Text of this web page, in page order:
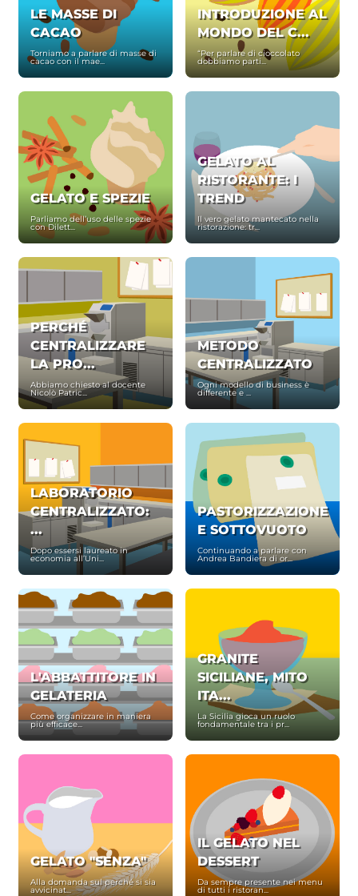
LE MASSE DI
CACAO
Torniamo a parlare di masse di
cacao con il mae...
INTRODUZIONE AL
MONDO DEL C...
“Per parlare di cioccolato
dobbiamo parti...
GELATO E SPEZIE
Parliamo dell’uso delle spezie
con Dilett...
GELATO AL
RISTORANTE: I
TREND
Il vero gelato mantecato nella
ristorazione: tr...
PERCHÉ
CENTRALIZZARE
LA PRO...
Abbiamo chiesto al docente
Nicolò Patric...
METODO
CENTRALIZZATO
Ogni modello di business è
differente e ...
LABORATORIO
CENTRALIZZATO:
...
Dopo essersi laureato in
economia all’Uni...
PASTORIZZAZIONE
E SOTTOVUOTO
Continuando a parlare con
Andrea Bandiera di or...
L'ABBATTITORE IN
GELATERIA
Come organizzare in maniera
più efficace...
GRANITE
SICILIANE, MITO
ITA...
La Sicilia gioca un ruolo
fondamentale tra i pr...
GELATO "SENZA"
Alla domanda sul perché si sia
avvicinat...
IL GELATO NEL
DESSERT
Da sempre presente nei menu
di tutti i ristoran...